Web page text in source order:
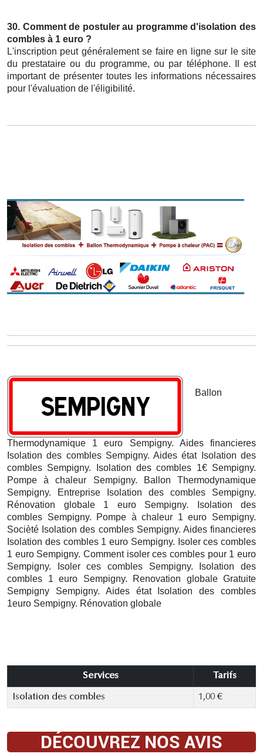
30. Comment de postuler au programme d'isolation des
combles à 1 euro ?
L'inscription peut généralement se faire en ligne sur le site
du prestataire ou du programme, ou par téléphone. Il est
important de présenter toutes les informations nécessaires
pour l'évaluation de l'éligibilité.
Ballon
Thermodynamique 1 euro Sempigny. Aides financieres
Isolation des combles Sempigny. Aides état Isolation des
combles Sempigny. Isolation des combles 1€ Sempigny.
Pompe à chaleur Sempigny. Ballon Thermodynamique
Sempigny. Entreprise Isolation des combles Sempigny.
Rénovation globale 1 euro Sempigny. Isolation des
combles Sempigny. Pompe à chaleur 1 euro Sempigny.
Socièté Isolation des combles Sempigny. Aides financieres
Isolation des combles 1 euro Sempigny. Isoler ces combles
1 euro Sempigny. Comment isoler ces combles pour 1 euro
Sempigny. Isoler ces combles Sempigny. Isolation des
combles 1 euro Sempigny. Renovation globale Gratuite
Sempigny Sempigny. Aides état Isolation des combles
1euro Sempigny. Rénovation globale
Services Tarifs
Isolation des combles 1,00 €
DÉCOUVREZ NOS AVIS